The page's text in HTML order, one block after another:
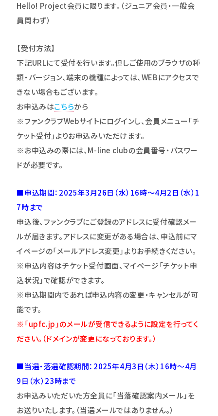
Hello! Project会員に限ります。（ジュニア会員・一般会
員問わず）
【受付方法】
下記URLにて受付を行います。但しご使用のブラウザの種
類・バージョン、端末の機種によっては、WEBにアクセスで
きない場合もございます。
お申込みはこちらから
※ファンクラブWebサイトにログインし、会員メニュー｢チ
ケット受付｣よりお申込みいただけます。
※お申込みの際には、M-line clubの会員番号・パスワー
ドが必要です。
■申込期間：2025年3月26日（水）16時～4月2日（水）1
7時まで
申込後、ファンクラブにご登録のアドレスに受付確認メー
ルが届きます。アドレスに変更がある場合は、申込前にマ
イページの「メールアドレス変更」よりお手続きください。
※申込内容はチケット受付画面、マイページ「チケット申
込状況」で確認ができます。
※申込期間内であれば申込内容の変更・キャンセルが可
能です。
※「upfc.jp」のメールが受信できるように設定を行ってく
ださい。（ドメインが変更になっております。）
■当選・落選確認期間：2025年4月3日（木）16時～4月
9日（水）23時まで
お申込みいただいた方全員に「当落確認案内メール」を
お送りいたします。（当選メールではありません。）